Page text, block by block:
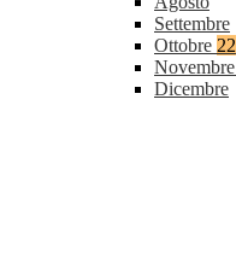
Settembre
Ottobre 22
Novembre
Dicembre